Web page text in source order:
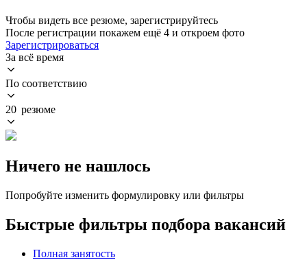
Чтобы видеть все резюме, зарегистрируйтесь
После регистрации покажем ещё 4 и откроем фото
Зарегистрироваться
За всё время
По соответствию
20 резюме
Ничего не нашлось
Попробуйте изменить формулировку или фильтры
Быстрые фильтры подбора вакансий
Полная занятость